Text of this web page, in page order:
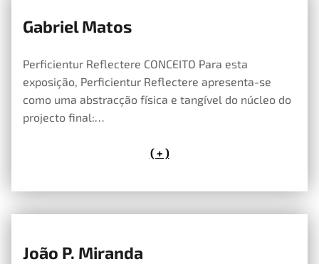
Gabriel Matos
Perficientur Reflectere CONCEITO Para esta
exposição, Perficientur Reflectere apresenta-se
como uma abstracção física e tangível do núcleo do
projecto final:…
( + )
João P. Miranda